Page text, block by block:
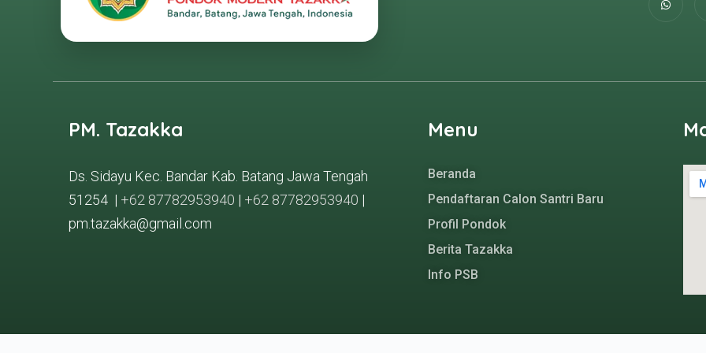
PM. Tazakka
Ds. Sidayu Kec. Bandar Kab. Batang Jawa Tengah
51254 | +62 87782953940 | +62 87782953940 |
pm.tazakka@gmail.com
Menu
Beranda
Pendaftaran Calon Santri Baru
Profil Pondok
Berita Tazakka
Info PSB